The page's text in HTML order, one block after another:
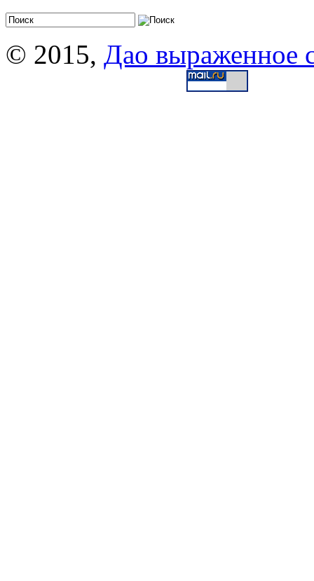
© 2015, Дао выраженное